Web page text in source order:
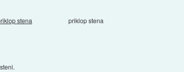
priklop stena